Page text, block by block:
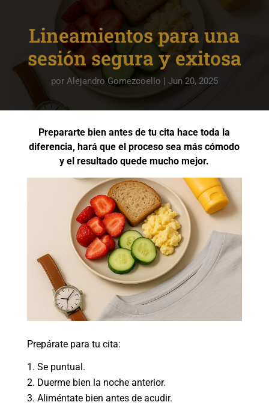
Lineamientos para una
sesión segura y exitosa
por Alejandro Gomezcoello | Jun 20, 2025
Prepararte bien antes de tu cita hace toda la
diferencia, hará que el proceso sea más cómodo
y el resultado quede mucho mejor.
Prepárate para tu cita:
Se puntual.
Duerme bien la noche anterior.
Aliméntate bien antes de acudir.